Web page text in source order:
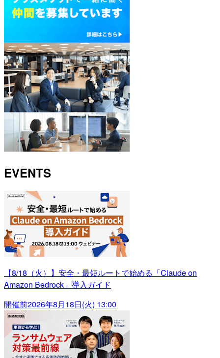
EVENTS
【8/18（火）】安全・最短ルートで始める「Claude on
Amazon Bedrock」導入ガイド
開催前2026年8月18日(火) 13:00